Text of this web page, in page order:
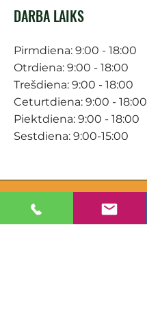
DARBA LAIKS
Pirmdiena: 9:00 - 18:00
Otrdiena: 9:00 - 18:00
Trešdiena: 9:00 - 18:00
Ceturtdiena: 9:00 - 18:00
Piektdiena: 9:00 - 18:00
Sestdiena: 9:00-15:00
KONTAKTI